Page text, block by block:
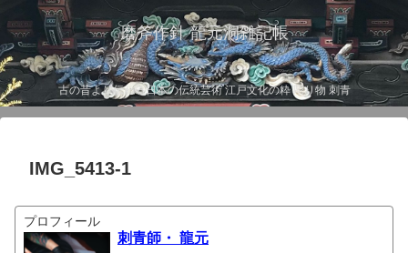
磨斧作針 龍元洞雑記帳
古の昔より伝わる日本の伝統芸術 江戸文化の粋 彫り物 刺青
IMG_5413-1
プロフィール
刺青師・ 龍元